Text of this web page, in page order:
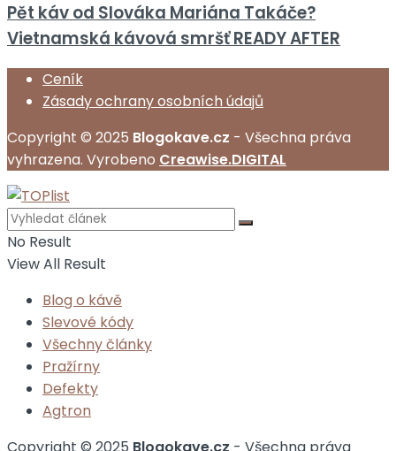
Pět káv od Slováka Mariána Takáče?
Vietnamská kávová smršť READY AFTER
Ceník
Zásady ochrany osobních údajů
Copyright © 2025 Blogokave.cz - Všechna práva
vyhrazena. Vyrobeno Creawise.DIGITAL
No Result
View All Result
Blog o kávě
Slevové kódy
Všechny články
Pražírny
Defekty
Agtron
Copyright © 2025 Blogokave.cz - Všechna práva